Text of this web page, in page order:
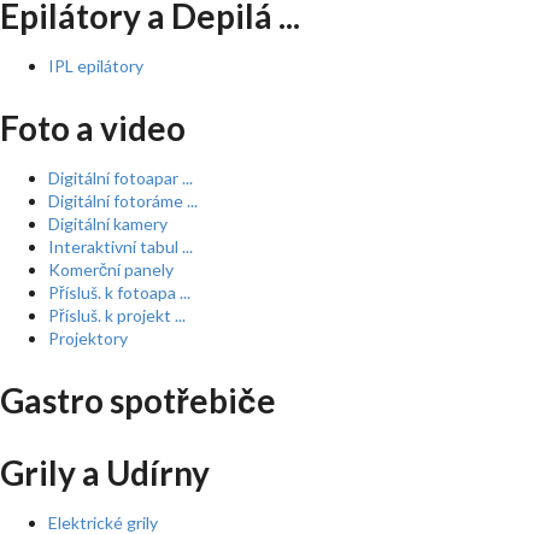
Epilátory a Depilá ...
IPL epilátory
Foto a video
Digitální fotoapar ...
Digitální fotoráme ...
Digitální kamery
Interaktivní tabul ...
Komerční panely
Přísluš. k fotoapa ...
Přísluš. k projekt ...
Projektory
Gastro spotřebiče
Grily a Udírny
Elektrické grily